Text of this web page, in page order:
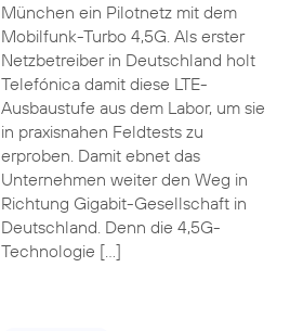
München ein Pilotnetz mit dem
Mobilfunk-Turbo 4,5G. Als erster
Netzbetreiber in Deutschland holt
Telefónica damit diese LTE-
Ausbaustufe aus dem Labor, um sie
in praxisnahen Feldtests zu
erproben. Damit ebnet das
Unternehmen weiter den Weg in
Richtung Gigabit-Gesellschaft in
Deutschland. Denn die 4,5G-
Technologie […]